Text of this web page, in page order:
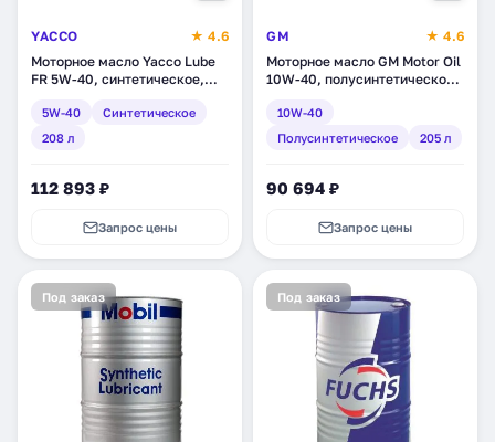
YACCO
★ 4.6
Моторное масло Yacco Lube
FR 5W-40, синтетическое,
5W-40
Синтетическое
208 л
112 893 ₽
Запрос цены
GM
★ 4.6
Моторное масло GM Motor Oil
10W-40, полусинтетическое,
10W-40
Полусинтетическое
205 л
90 694 ₽
Запрос цены
Под заказ Под заказ